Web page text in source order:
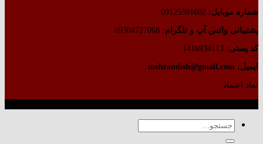
شماره موبایل:
پشتیبانی واتس آپ و تلگرام:
کد پستی:
ایمیل: mehrandish@gmail.com
نماد اعتماد
جستجو
برای: